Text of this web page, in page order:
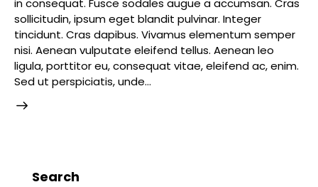
in consequat. Fusce sodales augue a accumsan. Cras
sollicitudin, ipsum eget blandit pulvinar. Integer
tincidunt. Cras dapibus. Vivamus elementum semper
nisi. Aenean vulputate eleifend tellus. Aenean leo
ligula, porttitor eu, consequat vitae, eleifend ac, enim.
Sed ut perspiciatis, unde…
Search